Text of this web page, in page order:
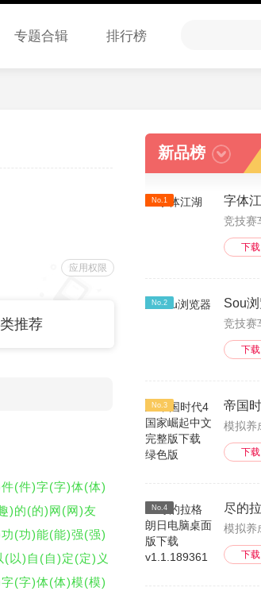
专题合辑 排行榜
应用权限
推荐
(件)字(字)体(体)
)的(的)网(网)友
(功)能(能)强(强)
以)自(自)定(定)义
(字)体(体)模(模)
新品榜
No.1 字体
竞技赛
下载
No.2 Sou
竞技赛
下载
No.3 帝国
模拟养
下载
No.4 尽的
模拟养
下载